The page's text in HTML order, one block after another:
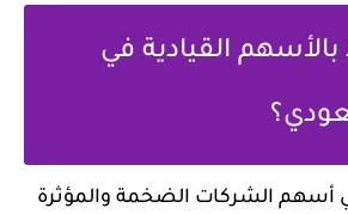
القيادية في
أسهم الشركات الضخمة والمؤثرة